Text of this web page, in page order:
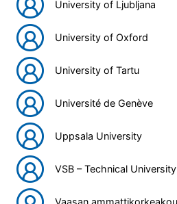
University of Ljubljana
University of Oxford
University of Tartu
Université de Genève
Uppsala University
VSB – Technical
Vaasan